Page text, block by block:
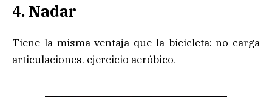
4. Nadar
Tiene la misma ventaja que la bicicleta: no carga
articulaciones. ejercicio aeróbico.